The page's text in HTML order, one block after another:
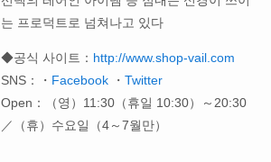
는 프로덕트로 넘쳐나고 있다
◆공식 사이트： http://www.shop-vail.com
SNS：・ Facebook・ Twitter
Open：（영）11:30（휴일 10:30）～20:30
／（휴）수요일（4～7월만）